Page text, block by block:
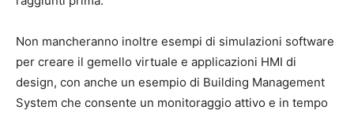
Non mancheranno inoltre esempi di simulazioni software
per creare il gemello virtuale e applicazioni HMI di
design, con anche un esempio di Building Management
System che consente un monitoraggio attivo e in tempo